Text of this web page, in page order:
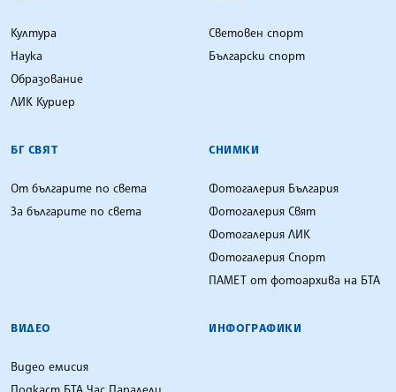
Култура
Наука
Образование
ЛИК Куриер
Световен спорт
Български спорт
БГ СВЯТ
От българите по света
За българите по света
СНИМКИ
Фотогалерия България
Фотогалерия Свят
Фотогалерия ЛИК
Фотогалерия Спорт
ПАМЕТ от фотоархива на БТА
ВИДЕО
Видео емисия
ИНФОГРАФИКИ